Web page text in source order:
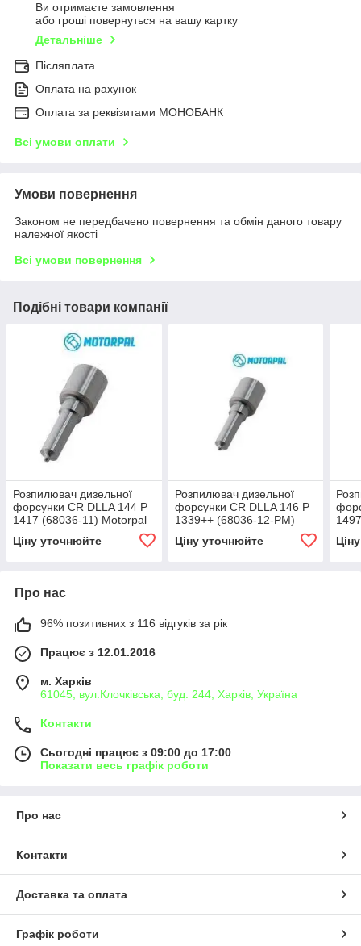
Ви отримаєте замовлення
або гроші повернуться на вашу картку
Детальніше
Післяплата
Оплата на рахунок
Оплата за реквізитами МОНОБАНК
Всі умови оплати
Умови повернення
Законом не передбачено повернення та обмін даного товару
належної якості
Всі умови повернення
Подібні товари компанії
Розпилювач дизельної
форсунки CR DLLA 144 P
1417 (68036-11) Motorpal
Ціну уточнюйте
Розпилювач дизельної
форсунки CR DLLA 146 P
1339++ (68036-12-PM)
Motorpal MAN TGA, TGS
Ціну уточнюйте
Про нас
96% позитивних з 116 відгуків за рік
Працює з 12.01.2016
м. Харків
61045, вул.Клочківська, буд. 244, Харків, Україна
Контакти
Сьогодні працює з 09:00 до 17:00
Показати весь графік роботи
Про нас
Контакти
Доставка та оплата
Графік роботи